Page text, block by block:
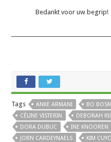
Bedankt voor uw begrip!
Tags ANKE ARMANI BO
CÉLINE VISTERIN
DEBORAH
DORA DUBUC
INE KNOOREN
JORN CARDEYNAELS
KIM